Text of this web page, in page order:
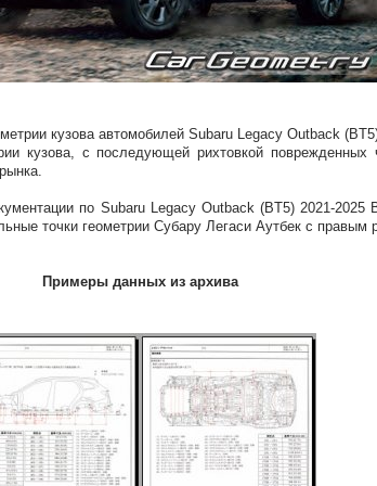
кузова автомобилей Subaru Legacy Outback
кузова, с последующей рихтовкой поврежденных
по Subaru Legacy Outback (BT5) 2021-2025
точки геометрии Субару Легаси Аутбек с правым
Примеры данных из архива